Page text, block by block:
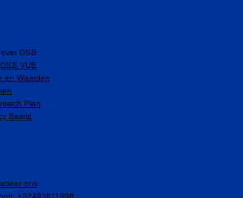
OSB:
VUB
en Waarden
Plan
Beleid
ons:
+32493811998